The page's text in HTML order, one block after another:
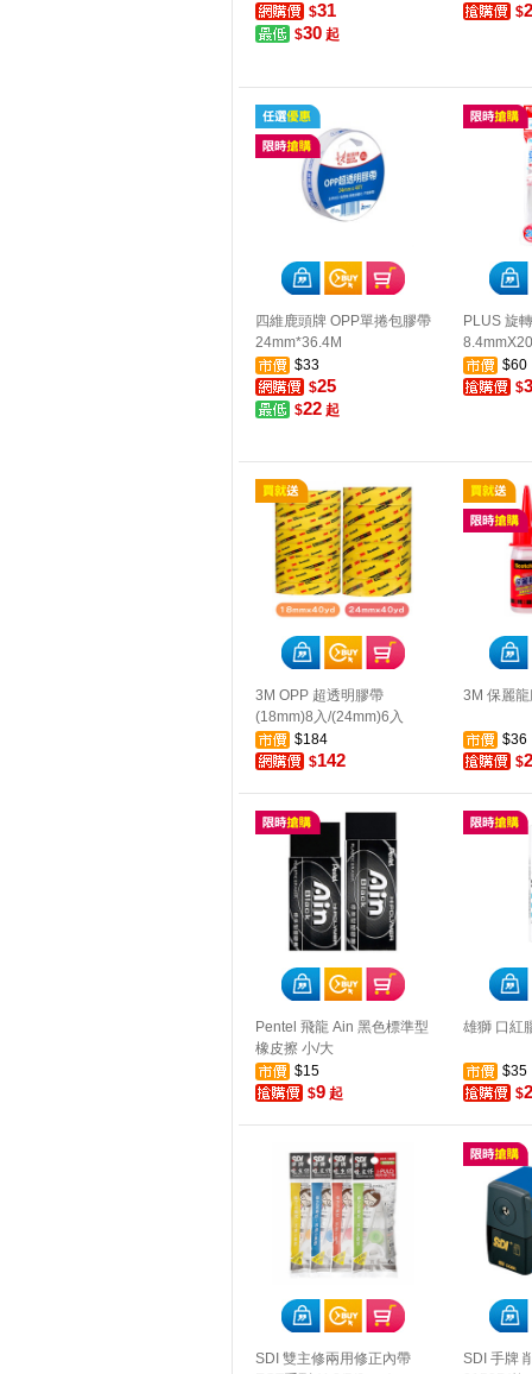
$31
$30起
$
四維鹿頭牌 OPP單捲包膠帶
24mm*36.4M
$33
$25
$22起
PLUS 旋
$60
$
3M OPP 超透明膠帶
(18mm)8入/(24mm)6入
$184
$142
3M 保麗
$36
$
Pentel 飛龍 Ain 黑色標準型
橡皮擦 小/大
$15
$9起
雄獅 口紅
$35
$
SDI 雙主修兩用修正內帶
SDI 手牌